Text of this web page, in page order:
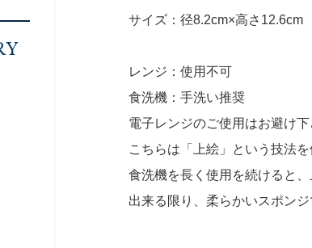
サイズ：径8.2cm×高さ12.6cm
レンジ：使用不可
食洗機：手洗い推奨
電子レンジのご使用はお避け下
こちらは「上絵」という技法
食洗機を長く使用を続けると
出来る限り、柔らかいスポン